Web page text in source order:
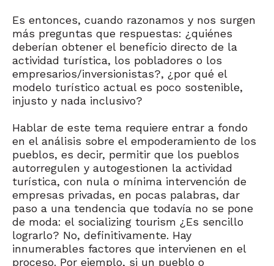
Es entonces, cuando razonamos y nos surgen
más preguntas que respuestas: ¿quiénes
deberían obtener el beneficio directo de la
actividad turística, los pobladores o los
empresarios/inversionistas?, ¿por qué el
modelo turístico actual es poco sostenible,
injusto y nada inclusivo?
Hablar de este tema requiere entrar a fondo
en el análisis sobre el empoderamiento de los
pueblos, es decir, permitir que los pueblos
autorregulen y autogestionen la actividad
turística, con nula o mínima intervención de
empresas privadas, en pocas palabras, dar
paso a una tendencia que todavía no se pone
de moda: el socializing tourism ¿Es sencillo
lograrlo? No, definitivamente. Hay
innumerables factores que intervienen en el
proceso. Por ejemplo, si un pueblo o